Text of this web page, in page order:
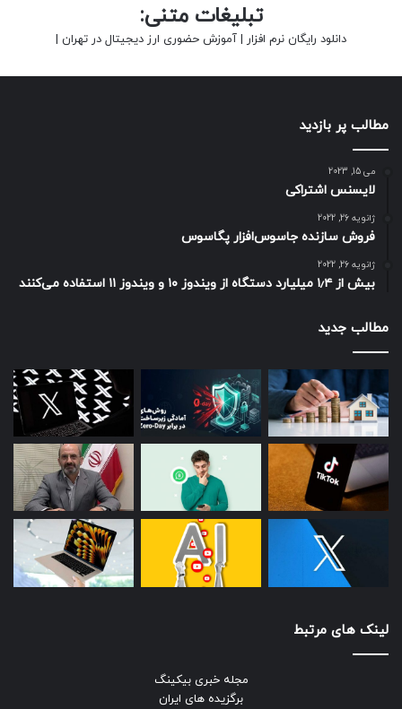
تبلیغات متنی:
دانلود رایگان نرم افزار | آموزش حضوری ارز دیجیتال در تهران |
مطالب پر بازدید
می 15, 2023
لایسنس اشتراکی
ژانویه 26, 2022
فروش سازنده جاسوس‌افزار پگاسوس
ژانویه 26, 2022
بیش از ۱٫۴ میلیارد دستگاه از ویندوز ۱۰ و ویندوز ۱۱ استفاده می‌کنند
مطالب جدید
لینک های مرتبط
مجله خبری بیکینگ
برگزیده های ایران